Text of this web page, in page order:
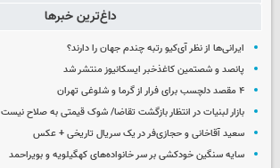
داغ‌ترین خبرها
ایرانی‌ها از نظر آی‌کیو رتبه چندم جهان را دارند؟
پانصد و شصتمین کاغذخبر ایسکانیوز منتشر شد
۴ مقصد دلچسب برای فرار از گرما و شلوغی تهران
بازار لبنیات در انتظار بازگشت تقاضا/ شوک قیمتی به صلاح نیست
سعید آقاخانی و حجازی‌فر در یک سریال تاریخی + عکس
سایه سنگین خودکشی بر سر خانواده‌های کهگیلویه و بویراحمد